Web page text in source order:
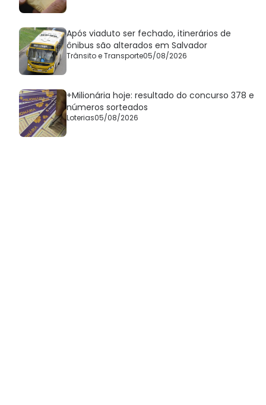
Após viaduto ser fechado, itinerários de
ônibus são alterados em Salvador
Trânsito e Transporte05/08/2026
+Milionária hoje: resultado do concurso 378 e
números sorteados
Loterias05/08/2026